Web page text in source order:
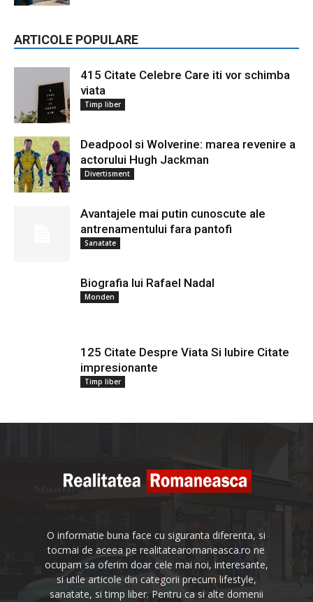
ARTICOLE POPULARE
415 Citate Celebre Care iti vor schimba
viata
Timp liber
Deadpool si Wolverine: marea revenire a
actorului Hugh Jackman
Divertisment
Avantajele mai putin cunoscute ale
antrenamentului fara pantofi
Sanatate
Biografia lui Rafael Nadal
Monden
125 Citate Despre Viata Si Iubire Citate
impresionante
Timp liber
O informatie buna face cu siguranta diferenta, si
tocmai de aceea pe realitatearomaneasca.ro ne
ocupam sa oferim doar cele mai noi, interesante,
si utile articole din categorii precum lifestyle,
sanatate, si timp liber. Pentru ca si alte domenii